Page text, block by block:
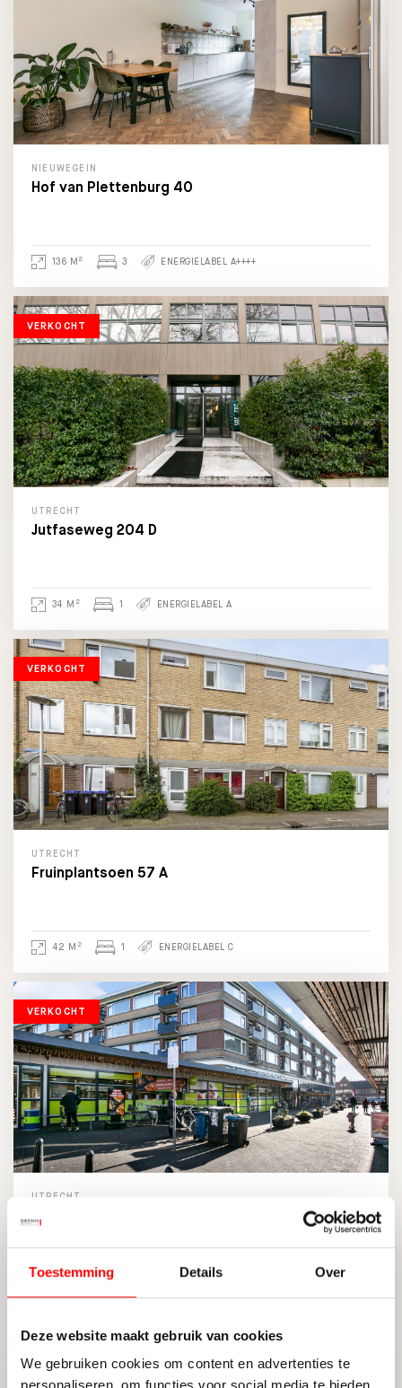
Toestemming Details Over
Deze website maakt gebruik van cookies
We gebruiken cookies om content en advertenties te
NIEUWEGEIN
Hof van Plettenburg 40
136 M 2 3 ENERGIELABEL A++++
VERKOCHT
UTRECHT
Jutfaseweg 204 D
34 M 2 1 ENERGIELABEL A
VERKOCHT
UTRECHT
Fruinplantsoen 57 A
42 M 2 1 ENERGIELABEL C
VERKOCHT
UTRECHT
Aquamarijnlaan 272